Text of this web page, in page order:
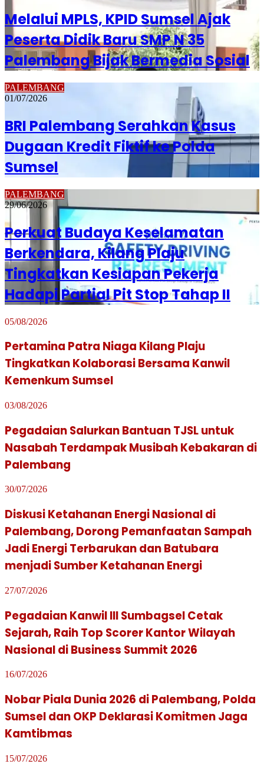
Melalui MPLS, KPID Sumsel Ajak
Peserta Didik Baru SMP N 35
Palembang Bijak Bermedia Sosial
PALEMBANG
01/07/2026
BRI Palembang Serahkan Kasus
Dugaan Kredit Fiktif ke Polda
Sumsel
PALEMBANG
29/06/2026
Perkuat Budaya Keselamatan
Berkendara, Kilang Plaju
Tingkatkan Kesiapan Pekerja
Hadapi Partial Pit Stop Tahap II
05/08/2026
Pertamina Patra Niaga Kilang Plaju
Tingkatkan Kolaborasi Bersama Kanwil
Kemenkum Sumsel
03/08/2026
Pegadaian Salurkan Bantuan TJSL untuk
Nasabah Terdampak Musibah Kebakaran di
Palembang
30/07/2026
Diskusi Ketahanan Energi Nasional di
Palembang, Dorong Pemanfaatan Sampah
Jadi Energi Terbarukan dan Batubara
menjadi Sumber Ketahanan Energi
27/07/2026
Pegadaian Kanwil III Sumbagsel Cetak
Sejarah, Raih Top Scorer Kantor Wilayah
Nasional di Business Summit 2026
16/07/2026
Nobar Piala Dunia 2026 di Palembang, Polda
Sumsel dan OKP Deklarasi Komitmen Jaga
Kamtibmas
15/07/2026